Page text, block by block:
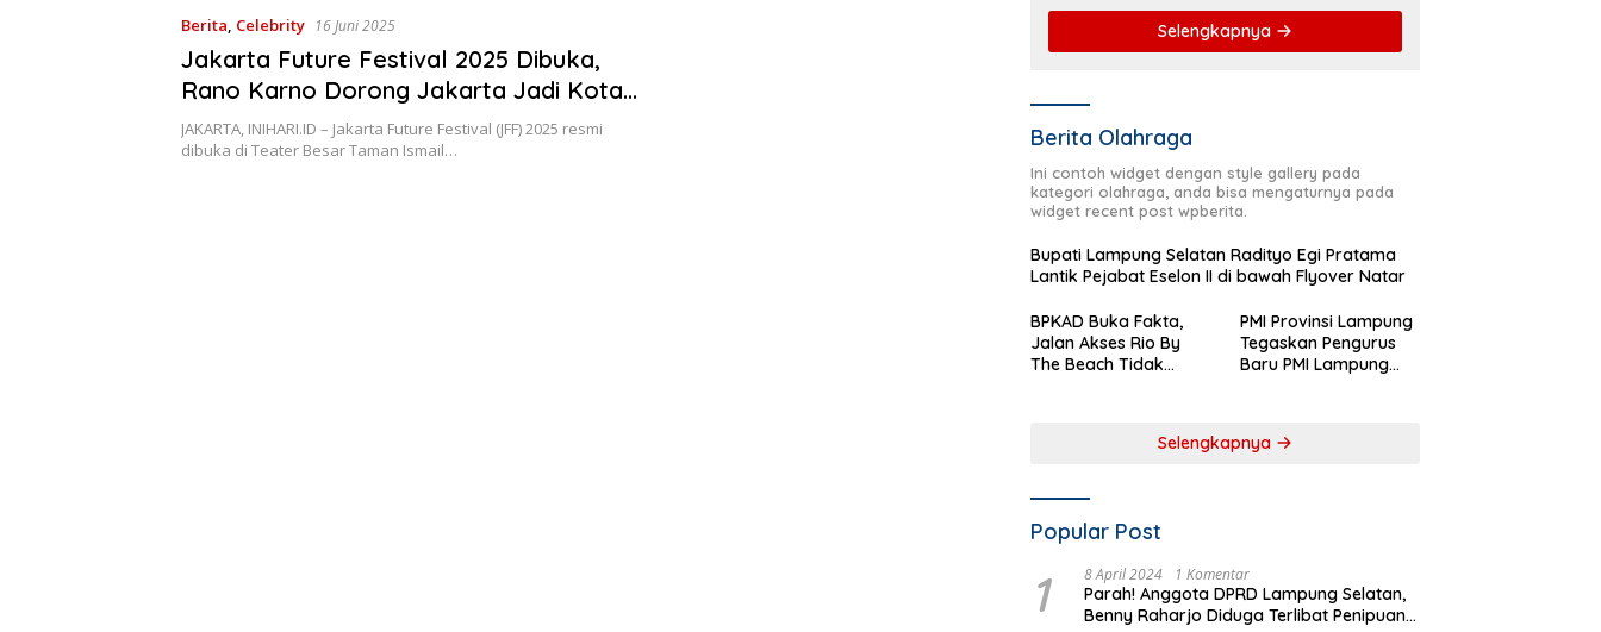
Berita, Celebrity 16 Juni 2025
Jakarta Future Festival 2025 Dibuka,
Rano Karno Dorong Jakarta Jadi Kota
Sinema Global
JAKARTA, INIHARI.ID – Jakarta Future Festival (JFF) 2025 resmi
dibuka di Teater Besar Taman Ismail…
Selengkapnya
Berita Olahraga
Ini contoh widget dengan style gallery pada
kategori olahraga, anda bisa mengaturnya pada
widget recent post wpberita.
Bupati Lampung Selatan Radityo Egi Pratama
Lantik Pejabat Eselon II di bawah Flyover Natar
BPKAD Buka Fakta,
Jalan Akses Rio By
The Beach Tidak
PMI Provinsi Lampung
Tegaskan Pengurus
Baru PMI Lampung
Selengkapnya
Popular Post
1 8 April 2024 1 Komentar
Parah! Anggota DPRD Lampung Selatan,
Benny Raharjo Diduga Terlibat Penipuan